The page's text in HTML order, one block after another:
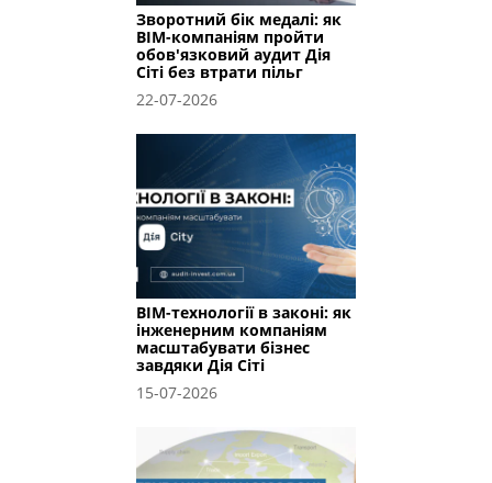
Зворотний бік медалі: як
BIM-компаніям пройти
обов'язковий аудит Дія
Сіті без втрати пільг
22-07-2026
BIM-технології в законі: як
інженерним компаніям
масштабувати бізнес
завдяки Дія Сіті
15-07-2026